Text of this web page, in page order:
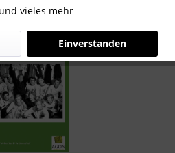
vieles mehr
Einverstanden